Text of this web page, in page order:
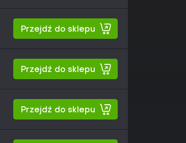
Przejdź do sklepu
Przejdź do sklepu
Przejdź do sklepu